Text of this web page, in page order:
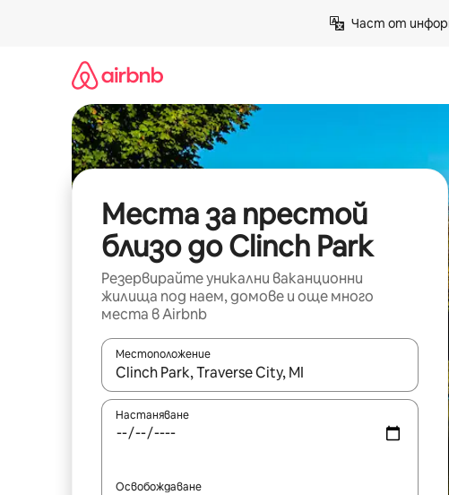
Част от
Места за престой
близо до Clinch Park
Резервирайте уникални ваканционни
жилища под наем, домове и още много
места в Airbnb
Местоположение
Когато резултатите се покажат, използвайте
Настаняване
Освобождаване